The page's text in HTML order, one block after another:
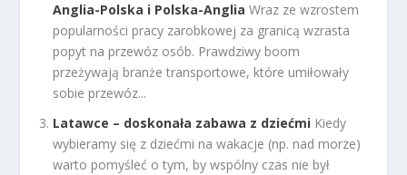
Anglia-Polska i Polska-Anglia Wraz ze wzrostem
popularności pracy zarobkowej za granicą wzrasta
popyt na przewóz osób. Prawdziwy boom
przeżywają branże transportowe, które umiłowały
sobie przewóz...
Latawce – doskonała zabawa z dziećmi Kiedy
wybieramy się z dziećmi na wakacje (np. nad morze)
warto pomyśleć o tym, by wspólny czas nie był